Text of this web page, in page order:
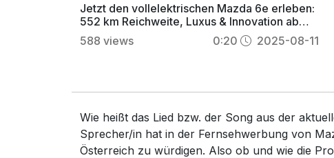
Jetzt den vollelektrischen Mazda 6e erleben:
552 km Reichweite, Luxus & Innovation ab
44.900 €
588 views 0:20 2025-08-11
Wie heißt das Lied bzw. der Song aus der
Sprecher/in hat in der Fernsehwerbung von
Österreich zu würdigen. Also ob und wie die